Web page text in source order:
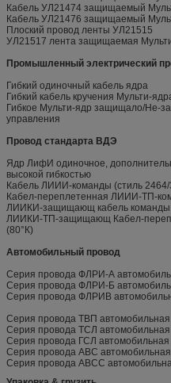
Кабель УЛ21474 защищаемый
Кабель УЛ21476 защищаемый
Плоский провод ленты УЛ21515
УЛ21517 лента защищаемая
Промышленный электрический
Гибкий одиночный кабель ядра
Гибкий кабель кручения Мульти-
Гибкое Мульти-ядр защищало/Не-
управления
Провод стандарта ВДЭ
Ядр ЛифИ одиночное,
высокой гибкостью
Кабель ЛИИИ-команды (стиль 2464/
Кабел-переплетенная ЛИИИ-ТП-
ЛИИКИ-защищающ кабель команды
ЛИИКИ-ТП-защищающ Кабел-
(80°К)
Автомобильный провод
Серия провода ФЛРИ-А
Серия провода ФЛРИ-Б
Серия провода ФЛРИВ
Серия провода ТВП автомобильная
Серия провода ТСЛ автомобильная
Серия провода ГСЛ автомобильная
Серия провода АВС автомобильная
Серия провода АВСС